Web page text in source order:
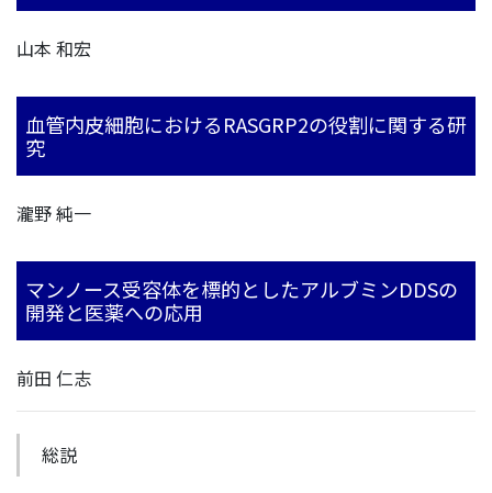
山本 和宏
血管内皮細胞におけるRASGRP2の役割に関する研
究
瀧野 純一
マンノース受容体を標的としたアルブミンDDSの
開発と医薬への応用
前田 仁志
総説